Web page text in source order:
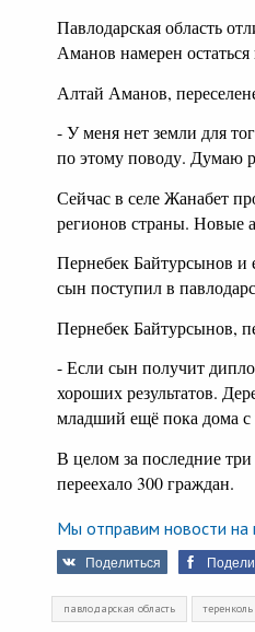
Павлодарская область
Аманов намерен
Алтай Аманов,
- У меня нет земли для
по этому поводу. Думаю
Сейчас в селе Жанабет
регионов страны. Новые
Пернебек Байтурсынов и
сын поступил в
Пернебек Байтурсынов,
- Если сын получит
хороших результатов.
младший ещё пока дома
В целом за последние
переехало 300 граждан.
Мы отправим новости
Поделиться
павлодарская область теренколь